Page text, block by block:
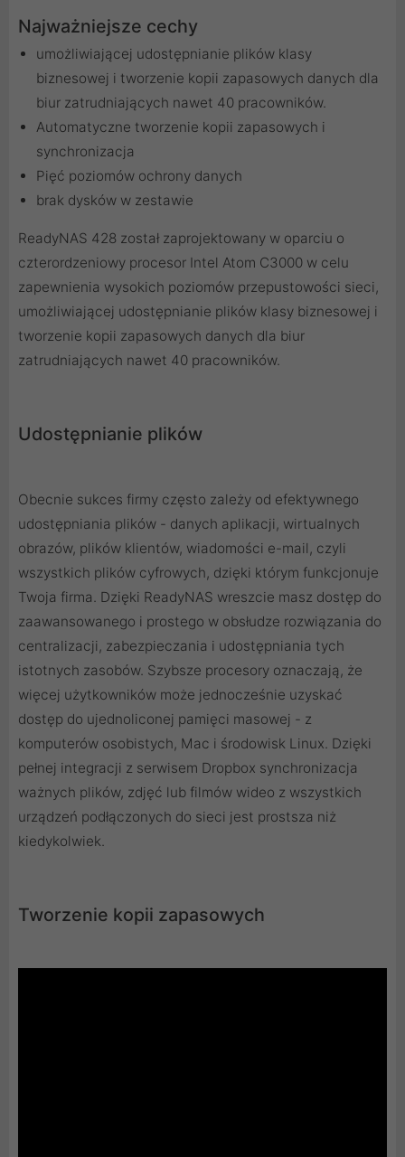
Najważniejsze cechy
umożliwiającej udostępnianie plików klasy
biznesowej i tworzenie kopii zapasowych danych dla
biur zatrudniających nawet 40 pracowników.
Automatyczne tworzenie kopii zapasowych i
synchronizacja
Pięć poziomów ochrony danych
brak dysków w zestawie
ReadyNAS 428 został zaprojektowany w oparciu o
czterordzeniowy procesor Intel Atom C3000 w celu
zapewnienia wysokich poziomów przepustowości sieci,
umożliwiającej udostępnianie plików klasy biznesowej i
tworzenie kopii zapasowych danych dla biur
zatrudniających nawet 40 pracowników.
Udostępnianie plików
Obecnie sukces firmy często zależy od efektywnego
udostępniania plików - danych aplikacji, wirtualnych
obrazów, plików klientów, wiadomości e-mail, czyli
wszystkich plików cyfrowych, dzięki którym funkcjonuje
Twoja firma. Dzięki ReadyNAS wreszcie masz dostęp do
zaawansowanego i prostego w obsłudze rozwiązania do
centralizacji, zabezpieczania i udostępniania tych
istotnych zasobów. Szybsze procesory oznaczają, że
więcej użytkowników może jednocześnie uzyskać
dostęp do ujednoliconej pamięci masowej - z
komputerów osobistych, Mac i środowisk Linux. Dzięki
pełnej integracji z serwisem Dropbox synchronizacja
ważnych plików, zdjęć lub filmów wideo z wszystkich
urządzeń podłączonych do sieci jest prostsza niż
kiedykolwiek.
Tworzenie kopii zapasowych